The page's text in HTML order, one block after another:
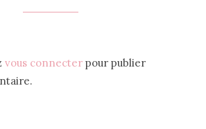
vous connecter pour publier